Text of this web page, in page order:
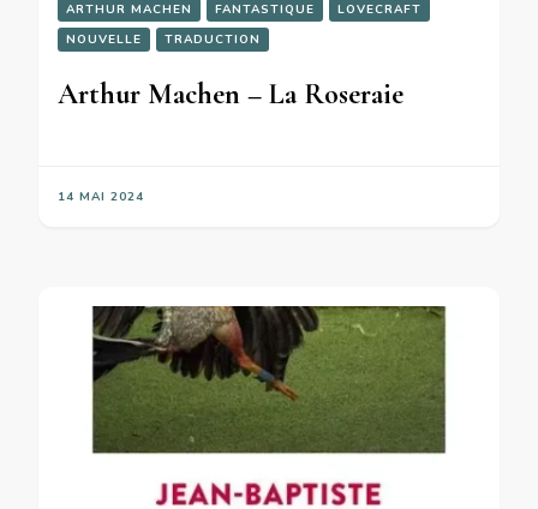
ARTHUR MACHEN FANTASTIQUE
LOVECRAFT
NOUVELLE
TRADUCTION
Arthur Machen – La Roseraie
14 MAI 2024